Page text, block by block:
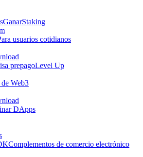
GanarStaking
usuarios cotidianos
prepagoLevel Up
de Web3
DApps
Complementos de comercio electrónico